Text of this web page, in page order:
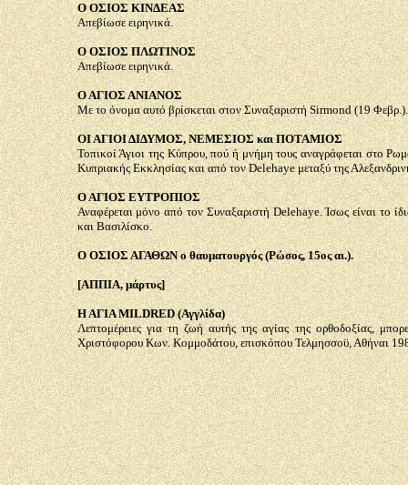
Ο ΟΣΙΟΣ ΚΙΝΔΕΑΣ
Απεβίωσε ειρηνικά.
Ο ΟΣΙΟΣ ΠΛΩΤΙΝΟΣ
Απεβίωσε ειρηνικά.
Ο ΑΓΙΟΣ ΑΝΙΑΝΟΣ
Με το όνομα αυτό βρίσκεται στον ΣυναξαριστήSirmond(19 Φεβρ.).
ΟΙ ΑΓΙΟΙ ΔΙΔΥΜΟΣ, ΝΕΜΕΣΙΟΣ και ΠΟΤΑΜΙΟΣ
Τοπικοί Άγιοι της Κύπρου, πού ή μνήμη τους αναγράφεται στο
Κυπριακής Εκκλησίας και από τονDelehayeμεταξύ της
Ο ΑΓΙΟΣ ΕΥΤΡΟΠΙΟΣ
Αναφέρεται μόνο από τον ΣυναξαριστήDelehaye. Ίσως είναι το
και Βασιλίσκο.
Ο ΟΣΙΟΣ ΑΓΑΘΩΝ ο θαυματουργός (Ρώσος, 15ος αι.).
[ΑΠΠΙΑ, μάρτυς]
Η ΑΓΙΑMILDRED (Αγγλίδα)
Λεπτομέρειες για τη ζωή αυτής της αγίας της ορθοδοξίας,
Χριστόφορου Κων. Κομμοδάτου, επισκόπου Τελμησσοϋ, Αθήναι